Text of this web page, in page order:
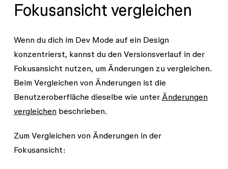
Fokusansicht vergleichen
Wenn du dich im Dev Mode auf ein Design
konzentrierst, kannst du den Versionsverlauf in der
Fokusansicht nutzen, um Änderungen zu vergleichen.
Beim Vergleichen von Änderungen ist die
Benutzeroberfläche dieselbe wie unter Änderungen
vergleichenbeschrieben.
Zum Vergleichen von Änderungen in der
Fokusansicht: